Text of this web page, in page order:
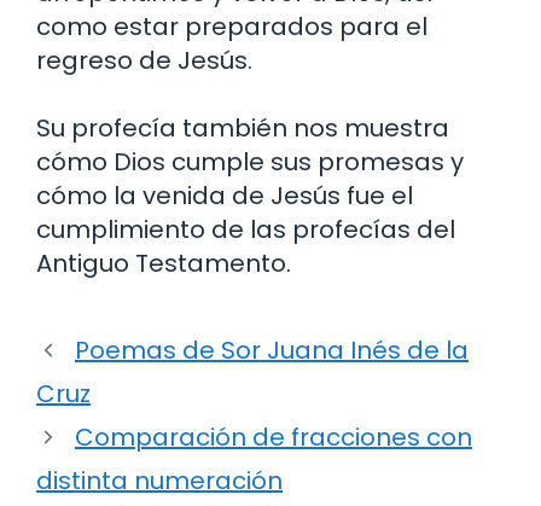
como estar preparados para el
regreso de Jesús.
Su profecía también nos muestra
cómo Dios cumple sus promesas y
cómo la venida de Jesús fue el
cumplimiento de las profecías del
Antiguo Testamento.
Poemas de Sor Juana Inés de la
Cruz
Comparación de fracciones con
distinta numeración